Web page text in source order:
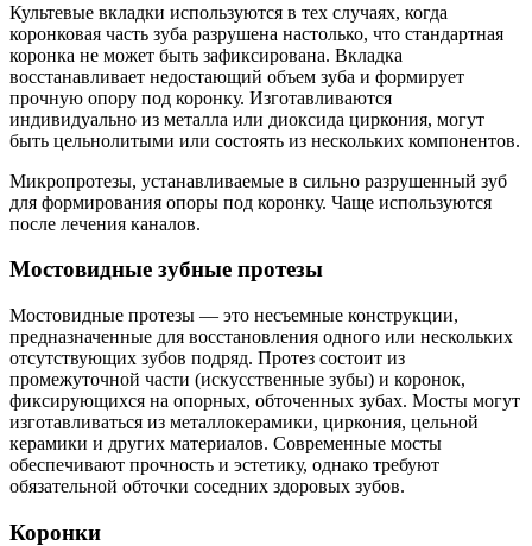
Культевые вкладки используются в тех случаях, когда
коронковая часть зуба разрушена настолько, что стандартная
коронка не может быть зафиксирована. Вкладка
восстанавливает недостающий объем зуба и формирует
прочную опору под коронку. Изготавливаются
индивидуально из металла или диоксида циркония, могут
быть цельнолитыми или состоять из нескольких компонентов.
Микропротезы, устанавливаемые в сильно разрушенный зуб
для формирования опоры под коронку. Чаще используются
после лечения каналов.
Мостовидные зубные протезы
Мостовидные протезы — это несъемные конструкции,
предназначенные для восстановления одного или нескольких
отсутствующих зубов подряд. Протез состоит из
промежуточной части (искусственные зубы) и коронок,
фиксирующихся на опорных, обточенных зубах. Мосты могут
изготавливаться из металлокерамики, циркония, цельной
керамики и других материалов. Современные мосты
обеспечивают прочность и эстетику, однако требуют
обязательной обточки соседних здоровых зубов.
Коронки